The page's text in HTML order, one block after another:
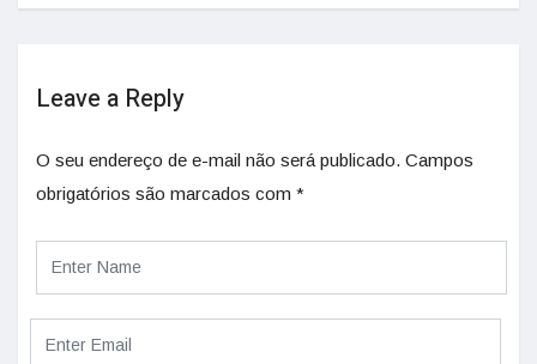
Leave a Reply
O seu endereço de e-mail não será publicado. Campos
obrigatórios são marcados com *